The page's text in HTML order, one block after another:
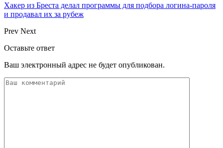
Хакер из Бреста делал программы для подбора логина-пароля
и продавал их за рубеж
Prev Next
Оставьте ответ
Ваш электронный адрес не будет опубликован.